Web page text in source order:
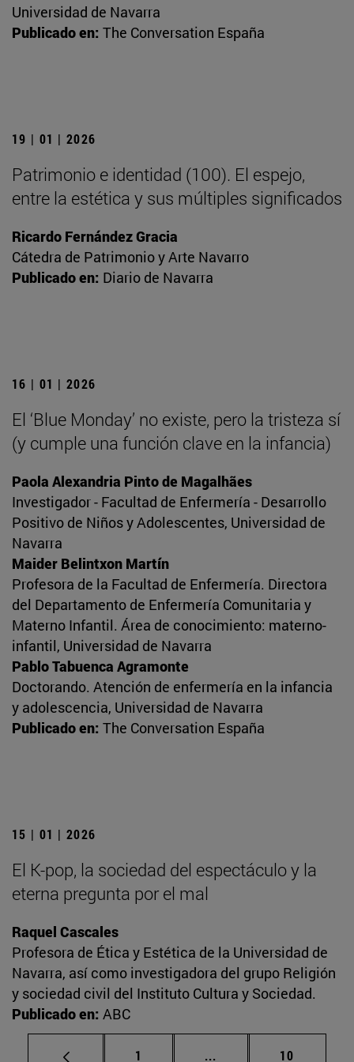
Universidad de Navarra
Publicado en: The Conversation España
19 | 01 | 2026
Patrimonio e identidad (100). El espejo,
entre la estética y sus múltiples significados
Ricardo Fernández Gracia
Cátedra de Patrimonio y Arte Navarro
Publicado en: Diario de Navarra
16 | 01 | 2026
El ‘Blue Monday’ no existe, pero la tristeza sí
(y cumple una función clave en la infancia)
Paola Alexandria Pinto de Magalhães
Investigador - Facultad de Enfermería - Desarrollo
Positivo de Niños y Adolescentes, Universidad de
Navarra
Maider Belintxon Martín
Profesora de la Facultad de Enfermería. Directora
del Departamento de Enfermería Comunitaria y
Materno Infantil. Área de conocimiento: materno-
infantil, Universidad de Navarra
Pablo Tabuenca Agramonte
Doctorando. Atención de enfermería en la infancia
y adolescencia, Universidad de Navarra
Publicado en: The Conversation España
15 | 01 | 2026
El K-pop, la sociedad del espectáculo y la
eterna pregunta por el mal
Raquel Cascales
Profesora de Ética y Estética de la Universidad de
Navarra, así como investigadora del grupo Religión
y sociedad civil del Instituto Cultura y Sociedad.
Publicado en: ABC
Página
1 ... Páginas intermedias
Página
10